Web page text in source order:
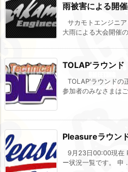
雨被害による開
サカモトエンジニア
大雨による大会開催
TOLAP’ラウン
TOLAP'ラウンドの
参加者のみなさまは
Pleasureラウン
9月23日00:00現在
ー状況一覧です。 申